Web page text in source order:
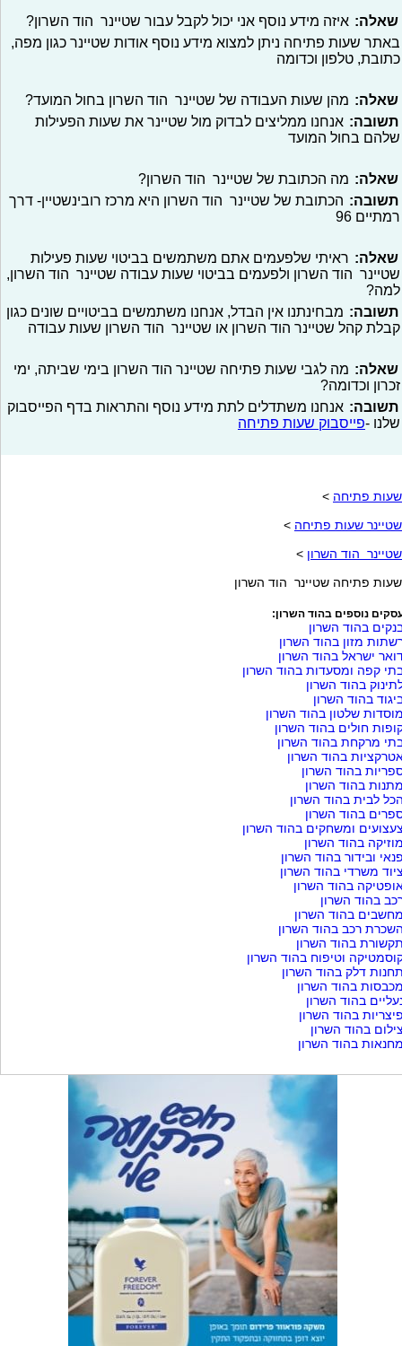
שאלה: איזה מידע נוסף אני יכול לקבל עבור שטיינר הוד השרון?
באתר שעות פתיחה ניתן למצוא מידע נוסף אודות שטיינר כגון מפה,
כתובת, טלפון וכדומה
שאלה: מהן שעות העבודה של שטיינר הוד השרון בחול המועד?
תשובה: אנחנו ממליצים לבדוק מול שטיינר את שעות הפעילות
שלהם בחול המועד
שאלה: מה הכתובת של שטיינר הוד השרון?
תשובה: הכתובת של שטיינר הוד השרון היא מרכז רובינשטיין- דרך
רמתיים 96
שאלה: ראיתי שלפעמים אתם משתמשים בביטוי שעות פעילות
שטיינר הוד השרון ולפעמים בביטוי שעות עבודה שטיינר הוד השרון,
למה?
תשובה: מבחינתנו אין הבדל, אנחנו משתמשים בביטויים שונים כגון
קבלת קהל שטיינר הוד השרון או שטיינר הוד השרון שעות עבודה
שאלה: מה לגבי שעות פתיחה שטיינר הוד השרון בימי שביתה, ימי
זכרון וכדומה?
תשובה: אנחנו משתדלים לתת מידע נוסף והתראות בדף הפייסבוק
שלנו -פייסבוק שעות פתיחה
שעות פתיחה >
שטיינר שעות פתיחה >
שטיינר הוד השרון >
שעות פתיחה שטיינר הוד השרון
נוספים בהוד השרון:
בהוד השרון
מזון בהוד השרון
ישראל בהוד השרון
קפה ומסעדות בהוד השרון
בהוד השרון
בהוד השרון
שלטון בהוד השרון
חולים בהוד השרון
מרקחת בהוד השרון
בהוד השרון
בהוד השרון
בהוד השרון
לבית בהוד השרון
בהוד השרון
ומשחקים בהוד השרון
בהוד השרון
ובידור בהוד השרון
משרדי בהוד השרון
בהוד השרון
בהוד השרון
בהוד השרון
רכב בהוד השרון
בהוד השרון
וטיפוח בהוד השרון
דלק בהוד השרון
בהוד השרון
בהוד השרון
בהוד השרון
בהוד השרון
בהוד השרון